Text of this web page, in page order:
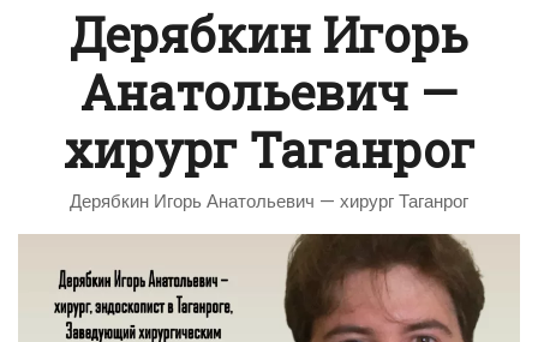
Дерябкин Игорь
Анатольевич —
хирург Таганрог
Дерябкин Игорь Анатольевич — хирург Таганрог